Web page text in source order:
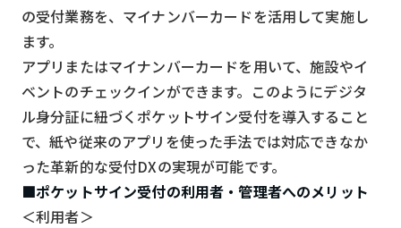
DX
ニュース
デジタルサイネージ
カメラ
Wi-Fi
SaaS
の受付業務を、マイナンバーカードを活用して実施し
ます。
アプリまたはマイナンバーカードを用いて、施設やイ
ベントのチェックインができます。このようにデジタ
ル身分証に紐づくポケットサイン受付を導入すること
で、紙や従来のアプリを使った手法では対応できなか
った革新的な受付DXの実現が可能です。
■ポケットサイン受付の利用者・管理者へのメリット
＜利用者＞